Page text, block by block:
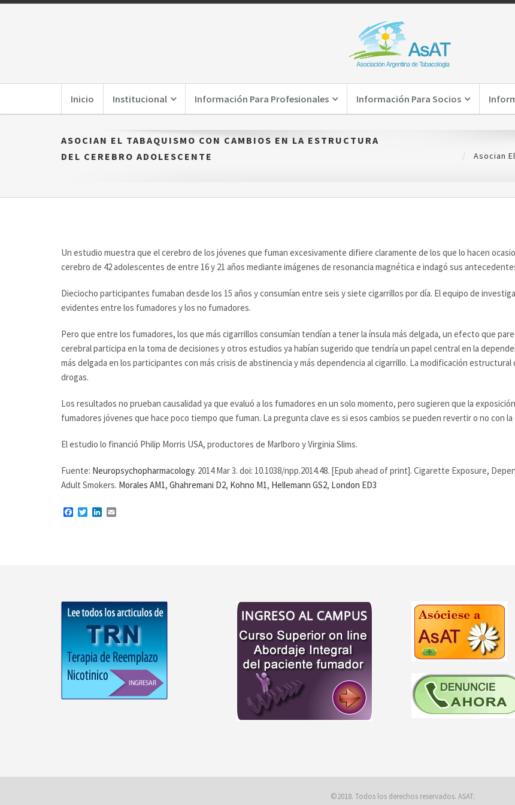
Inicio Institucional Información Para Profesionales Información Para Socios
ASOCIAN EL TABAQUISMO CON CAMBIOS EN LA ESTRUCTURA
DEL CEREBRO ADOLESCENTE
Asocian
Un estudio muestra que el cerebro de los jóvenes que fuman excesivamente difiere claramente de los que lo hacen
cerebro de 42 adolescentes de entre 16 y 21 años mediante imágenes de resonancia magnética e indagó sus
Dieciocho participantes fumaban desde los 15 años y consumían entre seis y siete cigarrillos por día. El equipo de
evidentes entre los fumadores y los no fumadores.
Pero que entre los fumadores, los que más cigarrillos consumían tendían a tener la ínsula más delgada, un efecto que
cerebral participa en la toma de decisiones y otros estudios ya habían sugerido que tendría un papel central en la
más delgada en los participantes con más crisis de abstinencia y más dependencia al cigarrillo. La modificación
drogas.
Los resultados no prueban causalidad ya que evaluó a los fumadores en un solo momento, pero sugieren que la
fumadores jóvenes que hace poco tiempo que fuman. La pregunta clave es si esos cambios se pueden revertir o no con
El estudio lo financió Philip Morris USA, productores de Marlboro y Virginia Slims.
Fuente: Neuropsychopharmacology. 2014 Mar 3. doi: 10.1038/npp.2014.48. [Epub ahead of print]. Cigarette Exposure,
Adult Smokers. Morales AM1, Ghahremani D2, Kohno M1, Hellemann GS2, London ED3
Facebook
TwitterLinkedIn
©2018. Todos los derechos reservados. ASAT.